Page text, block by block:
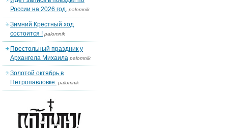
России на 2026 год. palomnik
Зимний Крестный ход
состоится ! palomnik
Престольный праздник у
Архангела Михаила palomnik
Золотой октябрь в
Петропавловке. palomnik